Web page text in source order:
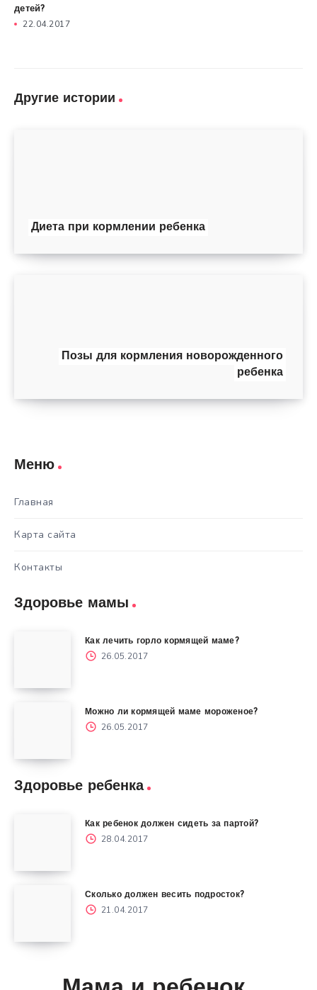
детей?
22.04.2017
Другие истории
Диета при кормлении ребенка
Позы для кормления новорожденного
ребенка
Меню
Главная
Карта сайта
Контакты
Здоровье мамы
Как лечить горло кормящей маме?
26.05.2017
Можно ли кормящей маме мороженое?
26.05.2017
Здоровье ребенка
Как ребенок должен сидеть за партой?
28.04.2017
Сколько должен весить подросток?
21.04.2017